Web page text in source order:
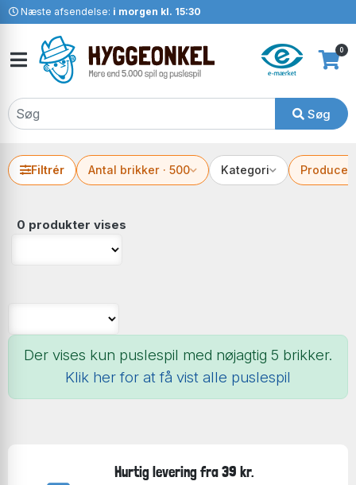
Næste afsendelse: i morgen kl. 15:30
Søg
0
Filtrér Antal brikker · 500 Kategori
0 produkter vises
Der vises kun puslespil med nøjagtig 5 brikker.
Klik her for at få vist alle puslespil
Hurtig levering fra 39 kr.